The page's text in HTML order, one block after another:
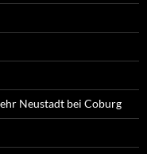
Neustadt bei Coburg